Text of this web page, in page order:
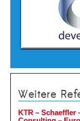
Weitere
KTR – Schaeffler